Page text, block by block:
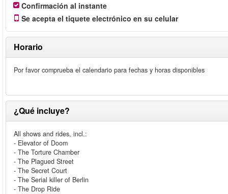
Confirmación al instante
Se acepta el tiquete electrónico en su celular
Horario
Por favor comprueba el calendario para fechas y horas disponibles
¿Qué incluye?
All shows and rides, incl.:
- Elevator of Doom
- The Torture Chamber
- The Plagued Street
- The Secret Court
- The Serial killer of Berlin
- The Drop Ride